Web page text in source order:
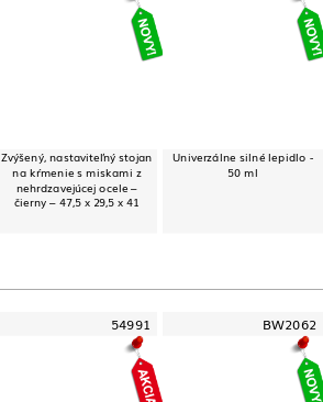
Zvýšený, nastaviteľný stojan
na kŕmenie s miskami z
nehrdzavejúcej ocele –
čierny – 47,5 x 29,5 x 41
Univerzálne silné lepidlo -
50 ml
54991 BW2062